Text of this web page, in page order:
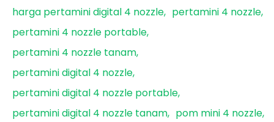
harga pertamini digital 4 nozzle
pertamini 4 nozzle
pertamini 4 nozzle portable
pertamini 4 nozzle tanam
pertamini digital 4 nozzle
pertamini digital 4 nozzle portable
pertamini digital 4 nozzle tanam
pom mini 4 nozzle